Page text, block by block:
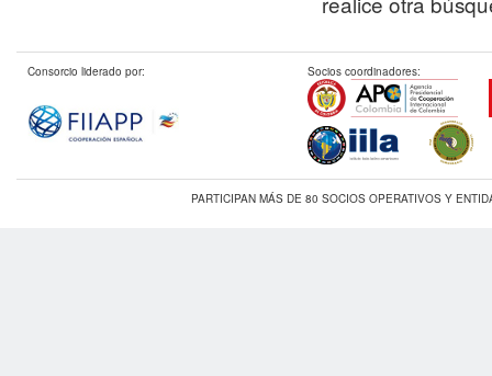
Consorcio liderado por: Socios coordinadores:
PARTICIPAN MÁS DE 80 SOCIOS OPERATIVOS Y